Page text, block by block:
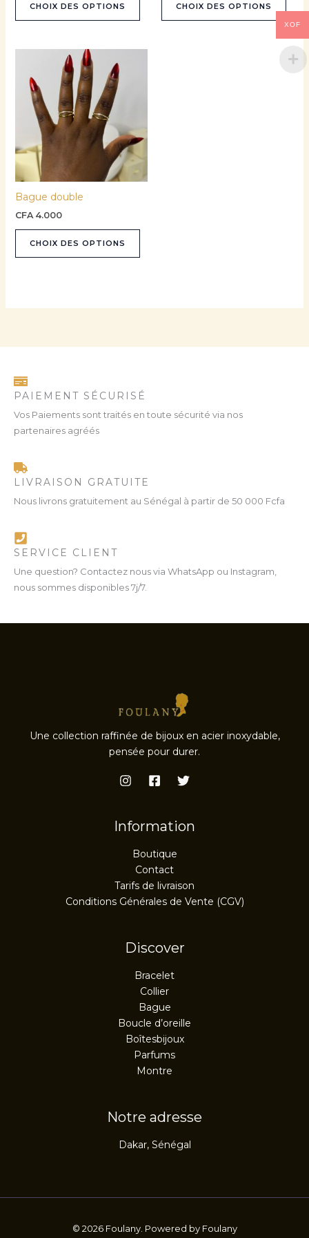
CHOIX DES OPTIONS CHOIX DES OPTIONS
du
Bague double
CFA4.000
CHOIX DES OPTIONS
Les
être
la
PAIEMENT SÉCURISÉ
Vos Paiements sont traités en toute sécurité via nos
partenaires agréés
LIVRAISON GRATUITE
Nous livrons gratuitement au Sénégal à partir de 50 000 Fcfa
SERVICE CLIENT
Une question? Contactez nous via WhatsApp ou Instagram,
nous sommes disponibles 7j/7.
Une collection raffinée de bijoux en acier inoxydable,
pensée pour durer.
Information
Boutique
Contact
Tarifs de livraison
Conditions Générales de Vente (CGV)
Discover
Bracelet
Collier
Bague
Boucle d’oreille
Boîtesbijoux
Parfums
Montre
Notre adresse
Dakar, Sénégal
© 2026 Foulany. Powered by Foulany
XOF